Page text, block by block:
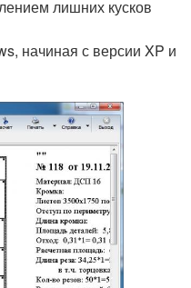
лишних кусков
начиная с версии XP и